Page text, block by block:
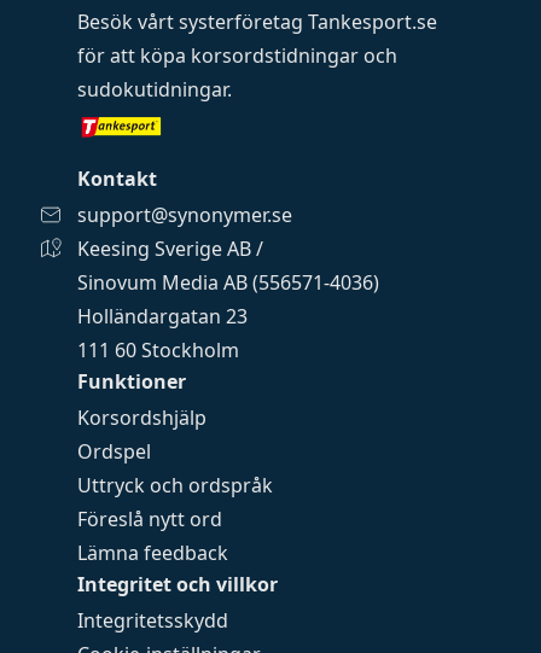
Funktioner
Korsordshjälp
Ordspel
Uttryck och ordspråk
Föreslå nytt ord
Lämna feedback
Integritet och villkor
Integritetsskydd
Besök vårt systerföretag Tankesport.se
för att köpa korsordstidningar och
sudokutidningar.
Kontakt
support@synonymer.se
Keesing Sverige AB /
Sinovum Media AB (556571-4036)
Holländargatan 23
111 60 Stockholm